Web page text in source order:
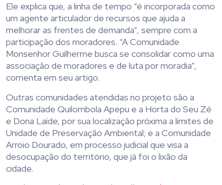
Ele explica que, a linha de tempo “é incorporada como
um agente articulador de recursos que ajuda a
melhorar as frentes de demanda”, sempre com a
participação dos moradores. “A Comunidade
Monsenhor Guilherme busca se consolidar como uma
associação de moradores e de luta por moradia”,
comenta em seu artigo.
Outras comunidades atendidas no projeto são a
Comunidade Quilombola Apepu e a Horta do Seu Zé
e Dona Laíde, por sua localização próxima a limites de
Unidade de Preservação Ambiental; e a Comunidade
Arroio Dourado, em processo judicial que visa a
desocupação do território, que já foi o lixão da
cidade.